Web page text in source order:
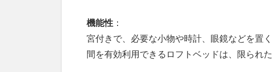
機能性 ：
宮付きで、必要な小物や時計、眼鏡などを置
間を有効利用できるロフトベッドは、限られ